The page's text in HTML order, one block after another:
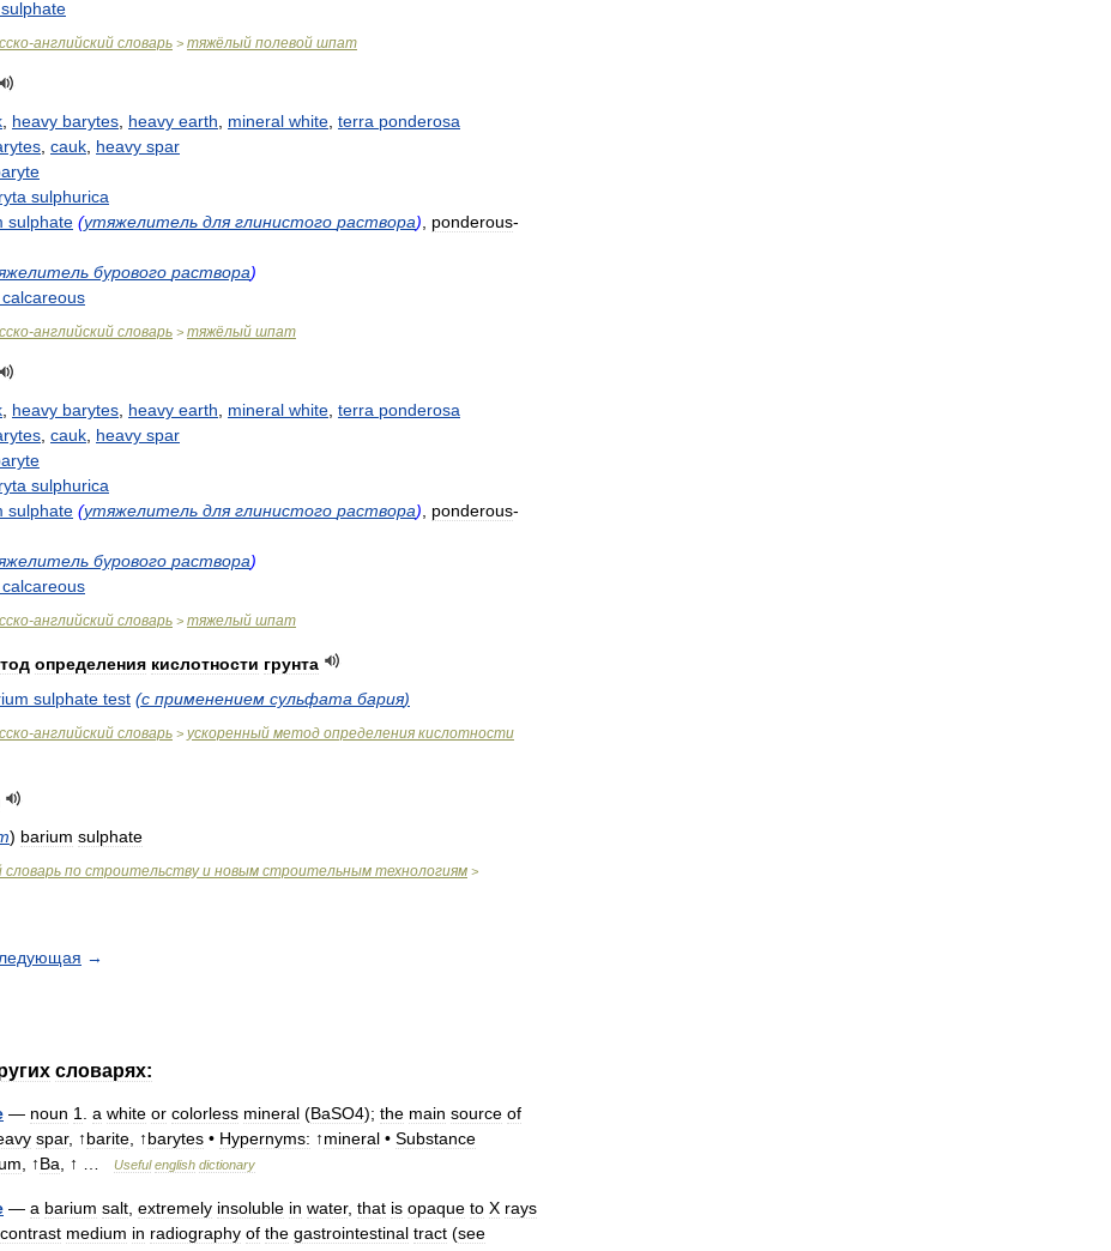
sulphate
-английский словарь > тяжёлый полевой шпат
heavy barytes heavy earth mineral white terra ponderosa
cauk heavy spar
sulphurica
sulphate (утяжелитель для глинистого раствора) ponderous-
бурового раствора)
calcareous
-английский словарь > тяжёлый шпат
heavy barytes heavy earth mineral white terra ponderosa
cauk heavy spar
sulphurica
sulphate (утяжелитель для глинистого раствора) ponderous-
бурового раствора)
calcareous
-английский словарь > тяжелый шпат
определения кислотности грунта
sulphate test (с применением сульфата бария)
-английский словарь > ускоренный метод определения кислотности
) barium sulphate
словарь по строительству и новым строительным технологиям >
→
словарях:
— noun 1 a white or colorless mineral (BaSO4); the main source of
spar, ↑barite , ↑barytes • Hypernyms: ↑mineral • Substance
, ↑Ba , ↑ … Useful english dictionary
— a barium salt extremely insoluble in water, that is opaque to X rays
contrast medium in radiography of the gastrointestinal tract (see